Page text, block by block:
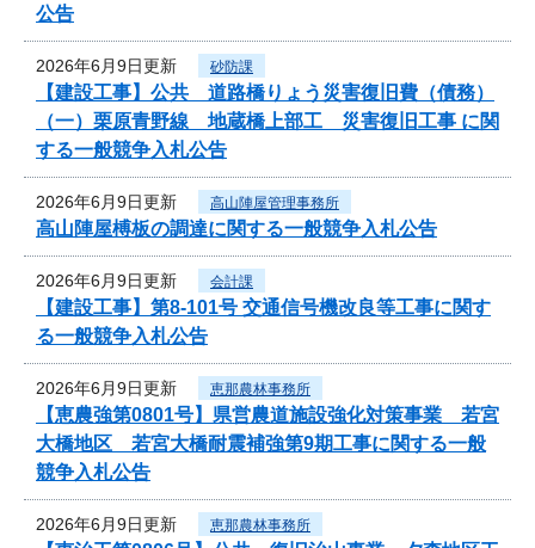
公告
2026年6月9日更新 砂防課
【建設工事】公共 道路橋りょう災害復旧費（債務）
（一）栗原青野線 地蔵橋上部工 災害復旧工事 に関
する一般競争入札公告
2026年6月9日更新 高山陣屋管理事務所
高山陣屋榑板の調達に関する一般競争入札公告
2026年6月9日更新 会計課
【建設工事】第8-101号 交通信号機改良等工事に関す
る一般競争入札公告
2026年6月9日更新 恵那農林事務所
【恵農強第0801号】県営農道施設強化対策事業 若宮
大橋地区 若宮大橋耐震補強第9期工事に関する一般
競争入札公告
2026年6月9日更新 恵那農林事務所